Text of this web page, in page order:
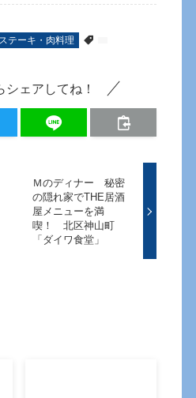
テーキ・肉料理
シェアしてね！
Ｍのディナー 秘密
の隠れ家でTHE居酒
屋メニューを満
喫！ 北区神山町
「ダイワ食堂」